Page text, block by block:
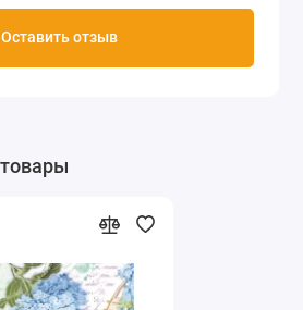
Оставить отзыв